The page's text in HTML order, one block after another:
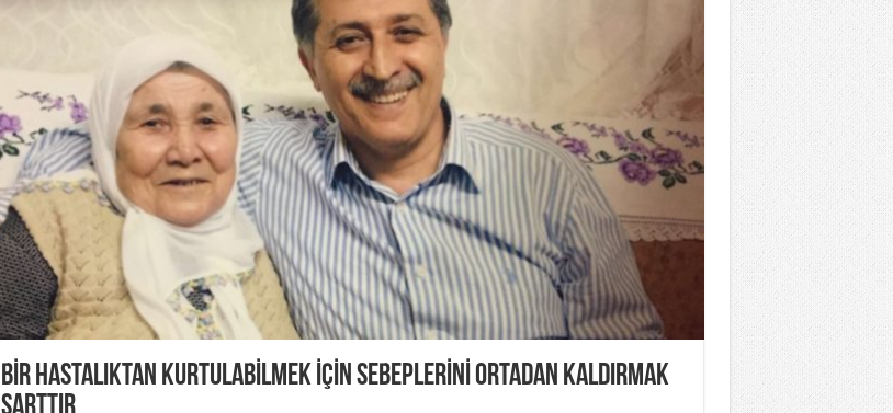
BİR HASTALIKTAN KURTULABİLMEK İÇİN SEBEPLERİNİ ORTADAN KALDIRMAK